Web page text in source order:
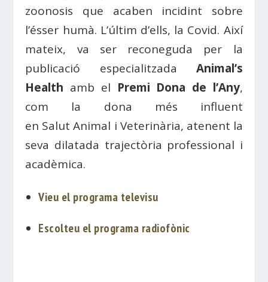
zoonosis que acaben incidint sobre
l’ésser humà. L’últim d’ells, la Covid. Així
mateix, va ser reconeguda per la
publicació especialitzada
Animal’s
Health amb el Premi Dona de l’Any,
com la dona més influent
en Salut Animal i Veterinària, atenent la
seva dilatada trajectòria professional i
acadèmica.
Vieu el programa televisu
Escolteu el programa radiofònic